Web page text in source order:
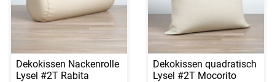
Dekokissen Nackenrolle
Lysel #2T Rabita
Dekokissen quadratisch
Lysel #2T Mocorito